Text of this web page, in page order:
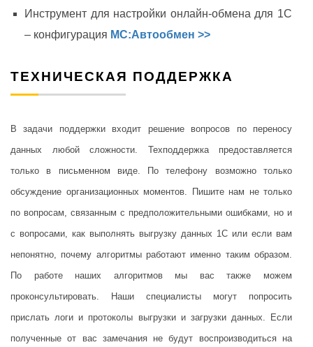
Инструмент для настройки онлайн-обмена для 1С
– конфигурация МС:Автообмен >>
ТЕХНИЧЕСКАЯ ПОДДЕРЖКА
В задачи поддержки входит решение вопросов по переносу
данных любой сложности. Техподдержка предоставляется
только в письменном виде. По телефону возможно только
обсуждение организационных моментов. Пишите нам не только
по вопросам, связанным с предположительными ошибками, но и
с вопросами, как выполнять выгрузку данных 1С или если вам
непонятно, почему алгоритмы работают именно таким образом.
По работе наших алгоритмов мы вас также можем
проконсультировать. Наши специалисты могут попросить
прислать логи и протоколы выгрузки и загрузки данных. Если
полученные от вас замечания не будут воспроизводиться на